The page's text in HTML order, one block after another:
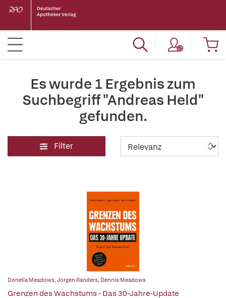
Es wurde 1 Ergebnis zum
Suchbegriff "Andreas Held"
gefunden.
Filter
Donella Meadows,Jorgen Randers, Dennis Meadows
Grenzen des Wachstums - Das 30-Jahre-Update